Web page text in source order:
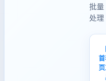
批量
处理
首
页